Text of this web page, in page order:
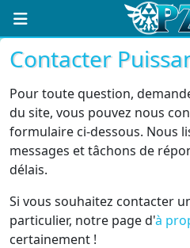
Contacter
Pour toute question,
du site, vous pouvez nous
formulaire ci-dessous. Nous
messages et tâchons de
délais.
Si vous souhaitez contacter
particulier, notre page d'à
certainement !